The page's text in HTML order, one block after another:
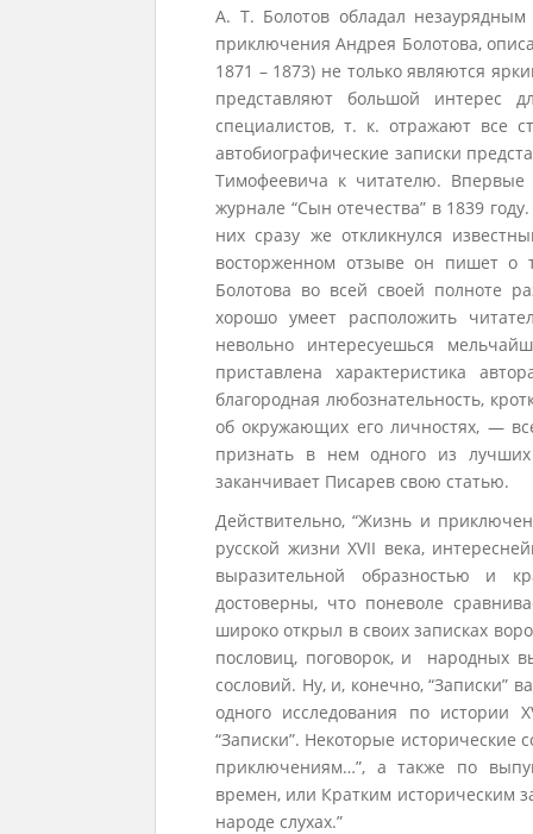
А. Т. Болотов обладал
приключения Андрея Болотова,
1871 – 1873) не только являются
представляют большой интерес
специалистов, т. к. отражают все
автобиографические записки
Тимофеевича к читателю. Впервые
журнале “Сын отечества” в 1839
них сразу же откликнулся
восторженном отзыве он пишет о
Болотова во всей своей полноте
хорошо умеет расположить
невольно интересуешься
приставлена характеристика
благородная любознательность,
об окружающих его личностях, —
признать в нем одного из
заканчивает Писарев свою статью.
Действительно, “Жизнь и
русской жизни ХVII века,
выразительной образностью и
достоверны, что поневоле
широко открыл в своих записках
пословиц, поговорок, и народных
сословий. Ну, и, конечно, “Записки”
одного исследования по истории
“Записки”. Некоторые
приключениям…”, а также по
времен, или Кратким историческим
народе слухах.”